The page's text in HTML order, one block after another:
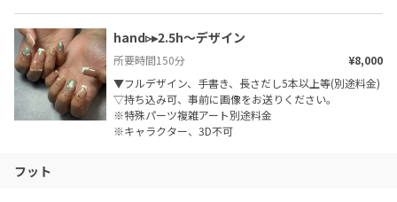
hand▹▸﻿2.5h〜デザイン
所要時間150分
¥8,000
▼フルデザイン、手書き、長さだし5本以上等(別途料金)
▽持ち込み可、事前に画像をお送りください。
※特殊パーツ複雑アート別途料金
※キャラクター、3D不可
フット